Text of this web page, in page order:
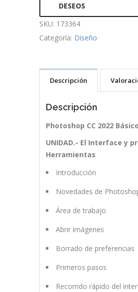
DESEOS
SKU: 173364
Categoría: Diseño
Descripción
Descripción
Photoshop CC 2022 Básico
UNIDAD.- El Interface y
Herramientas
Introducción
Novedades de
Área de trabajo
Abrir imágenes
Borrado de preferencias
Primeros pasos
Recorrido rápido del